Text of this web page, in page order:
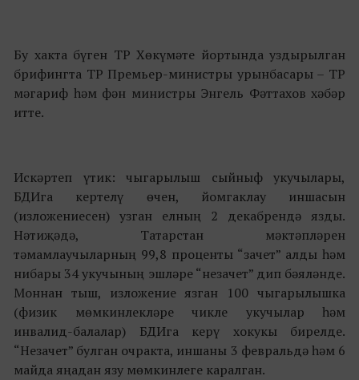
Бу хакта бүген ТР Хөкүмәте йортында уздырылган
брифингта ТР Премьер-министры урынбасары – ТР
мәгариф һәм фән министры Энгель Фәттахов хәбәр
итте.
Искәртеп үтик: чыгарылыш сыйныф укучылары,
БДИга кертелү өчен, йомгаклау иншасын
(изложениесен) узган елның 2 декабрендә язды.
Нәтиҗәдә, Татарстан мәктәпләрен
тәмамлаучыларның 99,8 проценты “зачет” алды һәм
нибары 34 укучының эшләре “незачет” дип бәяләнде.
Моннан тыш, изложение язган 100 чыгарылышка
(физик мөмкинлекләре чикле укучылар һәм
инвалид-балалар) БДИга керү хокукы бирелде.
“Незачет” булган очракта, иншаны 3 февральдә һәм 6
майда яңадан язу мөмкинлеге каралган.